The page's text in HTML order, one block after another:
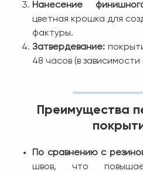
Нанесение
цветная крошка для
фактуры.
Затвердевание:
48 часов (в
Преимущества
По сравнению с
швов, что